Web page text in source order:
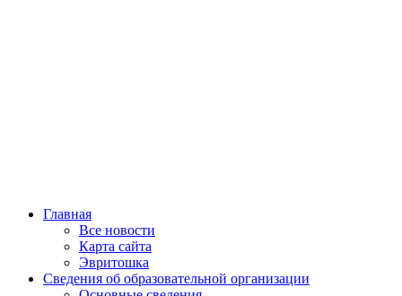
Главная
Все новости
Карта сайта
Эвритошка
Сведения об образовательной организации